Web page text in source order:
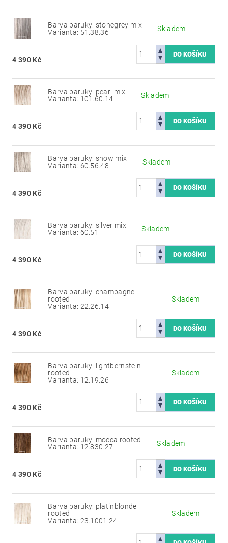
Barva paruky: stonegrey mix
Varianta: 51.38.36
Skladem
4 390 Kč
Barva paruky: pearl mix
Varianta: 101.60.14
Skladem
4 390 Kč
Barva paruky: snow mix
Varianta: 60.56.48
Skladem
4 390 Kč
Barva paruky: silver mix
Varianta: 60.51
Skladem
4 390 Kč
Barva paruky: champagne
rooted
Varianta: 22.26.14
Skladem
4 390 Kč
Barva paruky: lightbernstein
rooted
Varianta: 12.19.26
Skladem
4 390 Kč
Barva paruky: mocca rooted
Varianta: 12.830.27
Skladem
4 390 Kč
Barva paruky: platinblonde
rooted
Varianta: 23.1001.24
Skladem